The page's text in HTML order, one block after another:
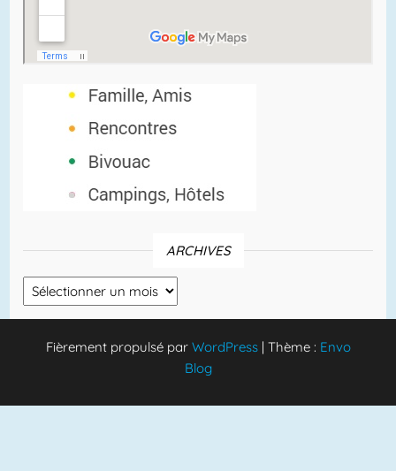
ARCHIVES
Archives
Fièrement propulsé par WordPress | Thème : Envo
Blog